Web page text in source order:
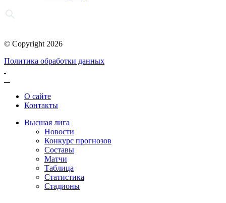
© Copyright 2026
Политика обработки данных
О сайте
Контакты
Высшая лига
Новости
Конкурс прогнозов
Составы
Матчи
Таблица
Статистика
Стадионы